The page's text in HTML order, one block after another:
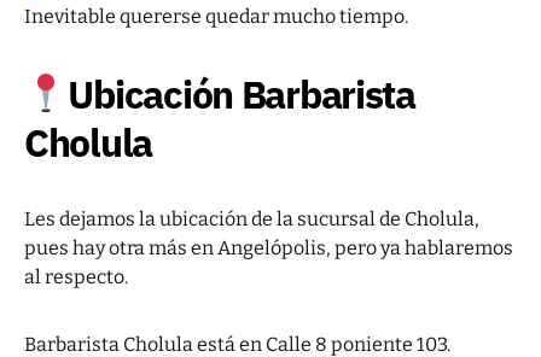
Inevitable quererse quedar mucho tiempo.
Ubicación Barbarista
Cholula
Les dejamos la ubicación de la sucursal de Cholula,
pues hay otra más en Angelópolis, pero ya hablaremos
al respecto.
Barbarista Cholula está en Calle 8 poniente 103.